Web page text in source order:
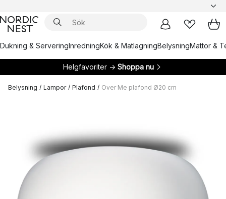
Dukning & ServeringInredningKök & MatlagningBelysningMattor &
Helgfavoriter → Shoppa nu
Belysning / Lampor / Plafond / Over Me plafond Ø20 cm